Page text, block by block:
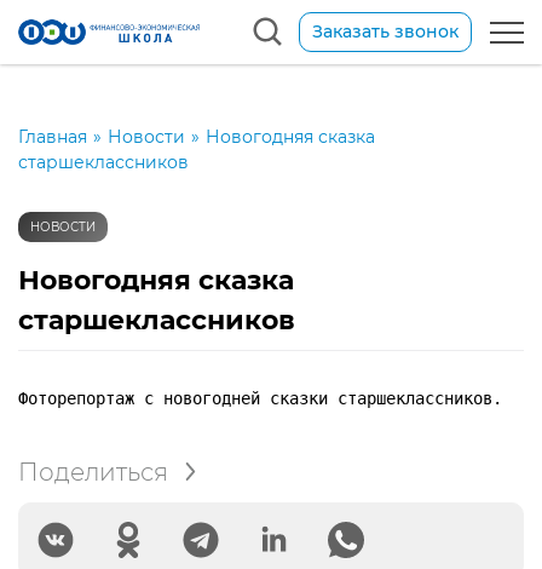
Заказать звонок
Главная » Новости » Новогодняя сказка
старшеклассников
НОВОСТИ
Новогодняя сказка
старшеклассников
Поделиться